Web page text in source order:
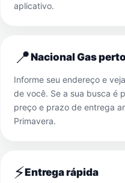
aplicativo.
📍Nacional Gas
Informe seu endereço e
de você. Se a sua busca é
preço e prazo de entrega
Primavera.
⚡Entrega rápida